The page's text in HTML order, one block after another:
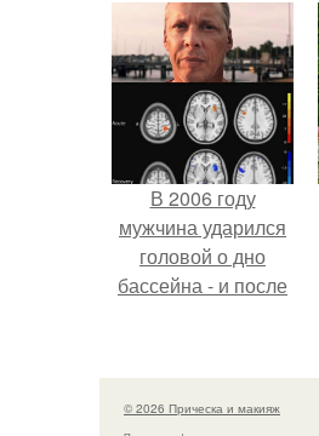
В 2006 году
мужчина ударился
головой о дно
бассейна - и после
странным образом.
© 2026 Прическа и макияж